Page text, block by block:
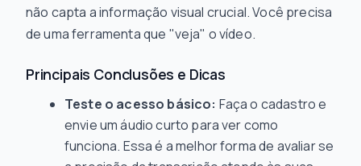
não capta a informação visual crucial. Você precisa
de uma ferramenta que "veja" o vídeo.
Principais Conclusões e Dicas
Teste o acesso básico: Faça o cadastro e
envie um áudio curto para ver como
funciona. Essa é a melhor forma de avaliar se